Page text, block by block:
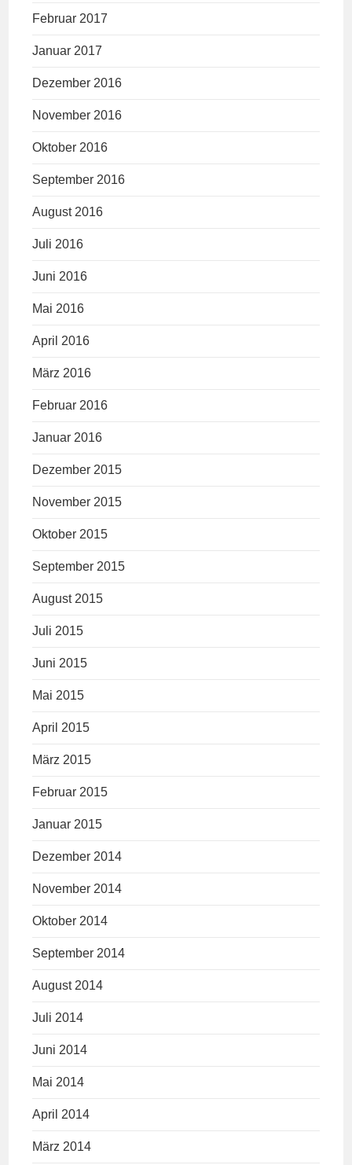
Februar 2017
Januar 2017
Dezember 2016
November 2016
Oktober 2016
September 2016
August 2016
Juli 2016
Juni 2016
Mai 2016
April 2016
März 2016
Februar 2016
Januar 2016
Dezember 2015
November 2015
Oktober 2015
September 2015
August 2015
Juli 2015
Juni 2015
Mai 2015
April 2015
März 2015
Februar 2015
Januar 2015
Dezember 2014
November 2014
Oktober 2014
September 2014
August 2014
Juli 2014
Juni 2014
Mai 2014
April 2014
März 2014